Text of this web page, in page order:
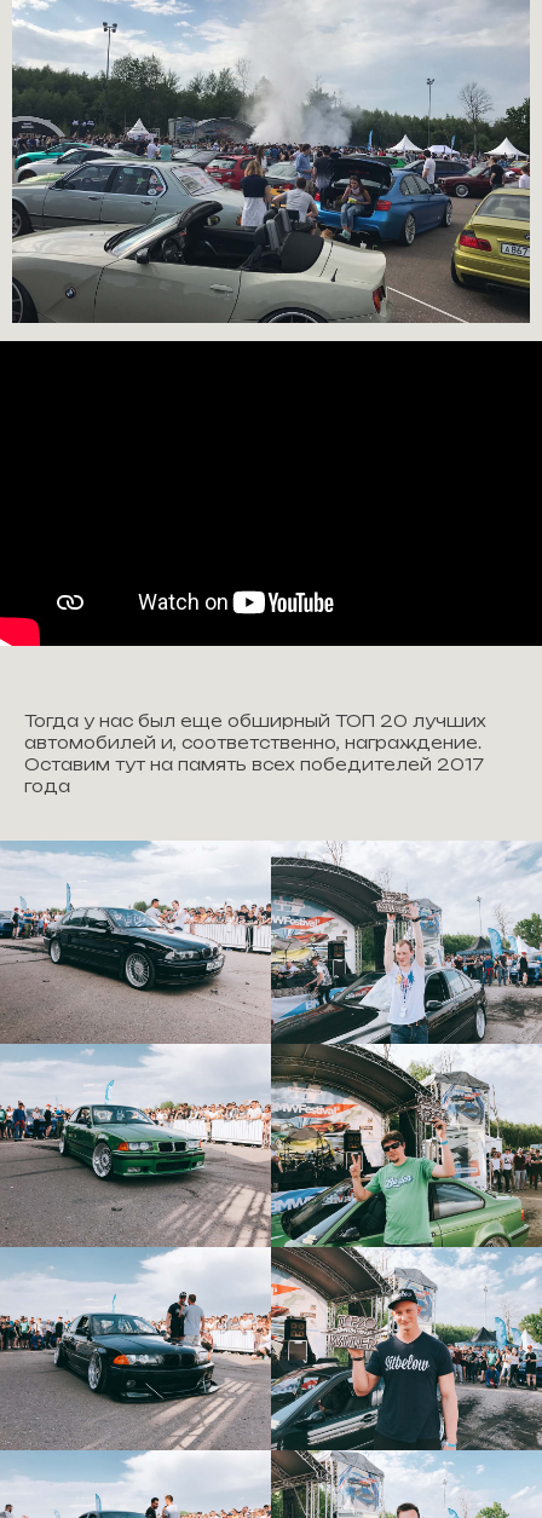
Тогда у нас был еще обширный ТОП 20 лучших
автомобилей и, соответственно, награждение.
Оставим тут на память всех победителей 2017
года